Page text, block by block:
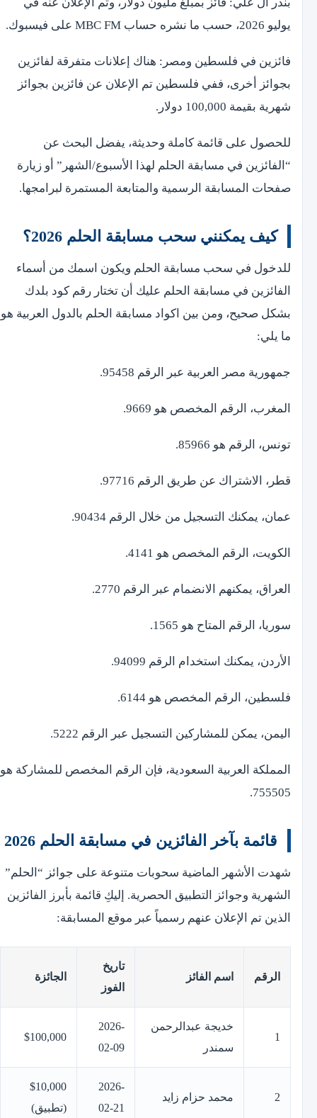
يوليو 2026، حسب ما نشره حساب MBC FM على فيسبوك.
فائزين في فلسطين ومصر: هناك إعلانات متفرقة لفائزين
بجوائز أخرى، ففي فلسطين تم الإعلان عن فائزين بجوائز
شهرية بقيمة 100,000 دولار.
للحصول على قائمة كاملة وحديثة، يفضل البحث عن
“الفائزين في مسابقة الحلم لهذا الأسبوع/الشهر” أو زيارة
صفحات المسابقة الرسمية والمتابعة المستمرة لبرامجها.
كيف يمكنني سحب مسابقة الحلم 2026؟
للدخول في سحب مسابقة الحلم ويكون اسمك من أسماء
الفائزين في مسابقة الحلم عليك أن تختار رقم كود بلدك
بشكل صحيح، ومن بين اكواد مسابقة الحلم بالدول العربية هو
ما يلي:
جمهورية مصر العربية عبر الرقم 95458.
المغرب، الرقم المخصص هو 9669.
تونس، الرقم هو 85966.
قطر، الاشتراك عن طريق الرقم 97716.
عمان، يمكنك التسجيل من خلال الرقم 90434.
الكويت، الرقم المخصص هو 4141.
العراق، يمكنهم الانضمام عبر الرقم 2770.
سوريا، الرقم المتاح هو 1565.
الأردن، يمكنك استخدام الرقم 94099.
فلسطين، الرقم المخصص هو 6144.
اليمن، يمكن للمشاركين التسجيل عبر الرقم 5222.
المملكة العربية السعودية، فإن الرقم المخصص للمشاركة هو
755505.
قائمة بآخر الفائزين في مسابقة الحلم 2026
شهدت الأشهر الماضية سحوبات متنوعة على جوائز “الحلم”
الشهرية وجوائز التطبيق الحصرية. إليكِ قائمة بأبرز الفائزين
الذين تم الإعلان عنهم رسمياً عبر موقع المسابقة:
الرقم اسم الفائز
تاريخ
الفوز
الجائزة
1
خديجة عبدالرحمن
سمندر
2026-
02-09
$100,000
2 محمد حزام زايد
2026-
02-21
$10,000
(تطبيق)